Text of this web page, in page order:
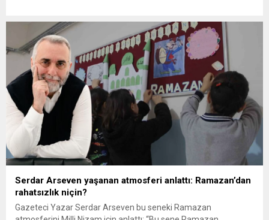
seslendiren Celal Karatüre’ye şu...
Serdar Arseven yaşanan atmosferi anlattı: Ramazan’dan
rahatsızlık niçin?
Gazeteci Yazar Serdar Arseven bu seneki Ramazan